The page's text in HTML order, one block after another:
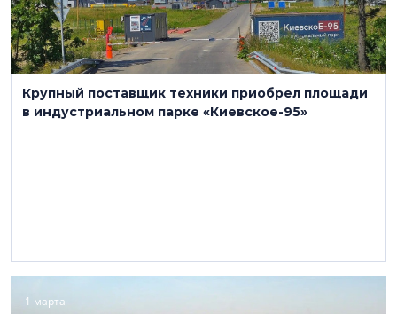
Крупный поставщик техники приобрел площади
в индустриальном парке «Киевское-95»
1 марта